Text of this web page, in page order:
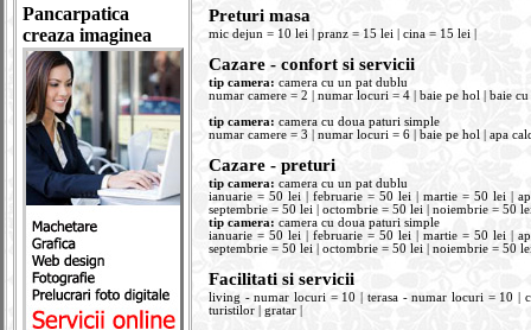
Pancarpatica
creaza imaginea
Preturi masa
mic dejun = 10 lei | pranz = 15 lei | cina = 15 lei |
Cazare - confort si servicii
tip camera: camera cu un pat dublu
numar camere = 2 | numar locuri = 4 | baie pe hol | baie cu
tip camera: camera cu doua paturi simple
numar camere = 3 | numar locuri = 6 | baie pe hol | apa
Cazare - preturi
tip camera: camera cu un pat dublu
ianuarie = 50 lei | februarie = 50 lei | martie = 50 lei |
septembrie = 50 lei | octombrie = 50 lei | noiembrie = 50
tip camera: camera cu doua paturi simple
ianuarie = 50 lei | februarie = 50 lei | martie = 50 lei |
septembrie = 50 lei | octombrie = 50 lei | noiembrie = 50
Facilitati si servicii
living - numar locuri = 10 | terasa - numar locuri = 10 |
turistilor | gratar |